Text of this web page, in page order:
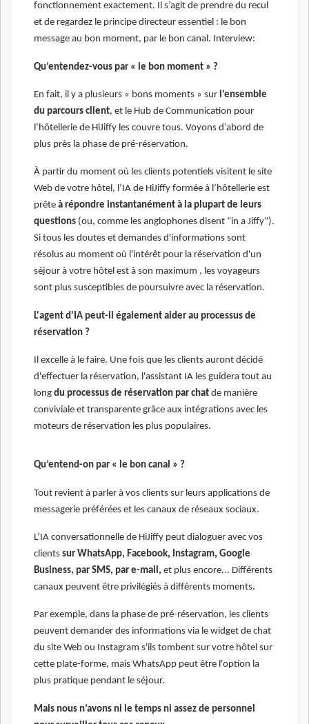
fonctionnement exactement. Il s’agit de prendre du recul
et de regardez le principe directeur essentiel : le bon
message au bon moment, par le bon canal. Interview:
Qu’entendez-vous par « le bon moment » ?
En fait, il y a plusieurs « bons moments » sur l’ensemble
du parcours client, et le Hub de Communication pour
l’hôtellerie de HiJiffy les couvre tous. Voyons d’abord de
plus près la phase de pré-réservation.
À partir du moment où les clients potentiels visitent le site
Web de votre hôtel, l’IA de HiJiffy formée à l’hôtellerie est
prête à répondre instantanément à la plupart de leurs
questions (ou, comme les anglophones disent “in a Jiffy”).
Si tous les doutes et demandes d'informations sont
résolus au moment où l'intérêt pour la réservation d'un
séjour à votre hôtel est à son maximum , les voyageurs
sont plus susceptibles de poursuivre avec la réservation.
L'agent d'IA peut-il également aider au processus de
réservation ?
Il excelle à le faire. Une fois que les clients auront décidé
d'effectuer la réservation, l'assistant IA les guidera tout au
long du processus de réservation par chat de manière
conviviale et transparente grâce aux intégrations avec les
moteurs de réservation les plus populaires.
Qu’entend-on par « le bon canal » ?
Tout revient à parler à vos clients sur leurs applications de
messagerie préférées et les canaux de réseaux sociaux.
L’IA conversationnelle de HiJiffy peut dialoguer avec vos
clients sur WhatsApp, Facebook, Instagram, Google
Business, par SMS, par e-mail, et plus encore... Différents
canaux peuvent être privilégiés à différents moments.
Par exemple, dans la phase de pré-réservation, les clients
peuvent demander des informations via le widget de chat
du site Web ou Instagram s'ils tombent sur votre hôtel sur
cette plate-forme, mais WhatsApp peut être l'option la
plus pratique pendant le séjour.
Mais nous n’avons ni le temps ni assez de personnel